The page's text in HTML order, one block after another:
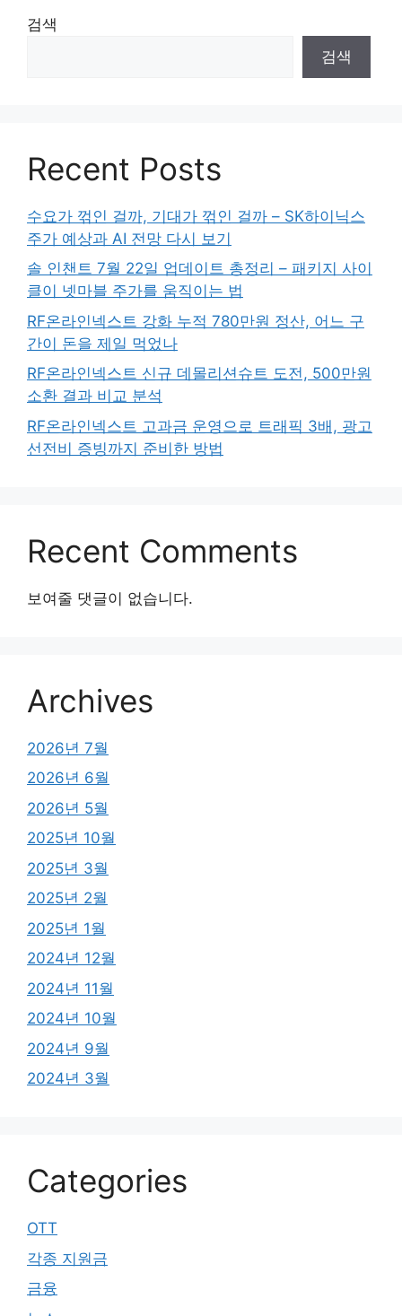
검색
검색
Recent Posts
수요가 꺾인 걸까, 기대가 꺾인 걸까 – SK하이닉스
주가 예상과 AI 전망 다시 보기
솔 인챈트 7월 22일 업데이트 총정리 – 패키지 사이
클이 넷마블 주가를 움직이는 법
RF온라인넥스트 강화 누적 780만원 정산, 어느 구
간이 돈을 제일 먹었나
RF온라인넥스트 신규 데몰리션슈트 도전, 500만원
소환 결과 비교 분석
RF온라인넥스트 고과금 운영으로 트래픽 3배, 광고
선전비 증빙까지 준비한 방법
Recent Comments
보여줄 댓글이 없습니다.
Archives
2026년 7월
2026년 6월
2026년 5월
2025년 10월
2025년 3월
2025년 2월
2025년 1월
2024년 12월
2024년 11월
2024년 10월
2024년 9월
2024년 3월
Categories
OTT
각종 지원금
금융